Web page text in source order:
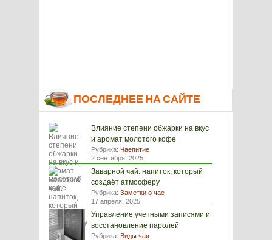
ПОСЛЕДНЕЕ НА САЙТЕ
Влияние степени обжарки на вкус
и аромат молотого кофе
Рубрика: Чаепитие
2 сентября, 2025
Заварной чай: напиток, который
создаёт атмосферу
Рубрика: Заметки о чае
17 апреля, 2025
Управление учетными записями и
восстановление паролей
Рубрика: Виды чая